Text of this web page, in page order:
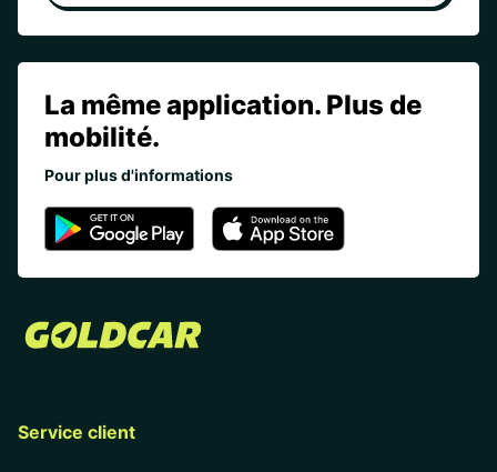
La même application. Plus de
mobilité.
Pour plus d'informations
Service client